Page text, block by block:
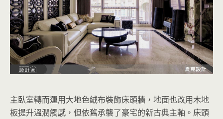
主臥室轉而運用大地色絨布裝飾床頭牆，地面也改用木地
板提升溫潤觸感，但依舊承襲了豪宅的新古典主軸。床頭